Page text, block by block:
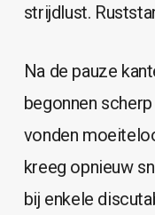
strijdlust.
Na de pauze
begonnen
vonden
kreeg opnieuw
bij enkele